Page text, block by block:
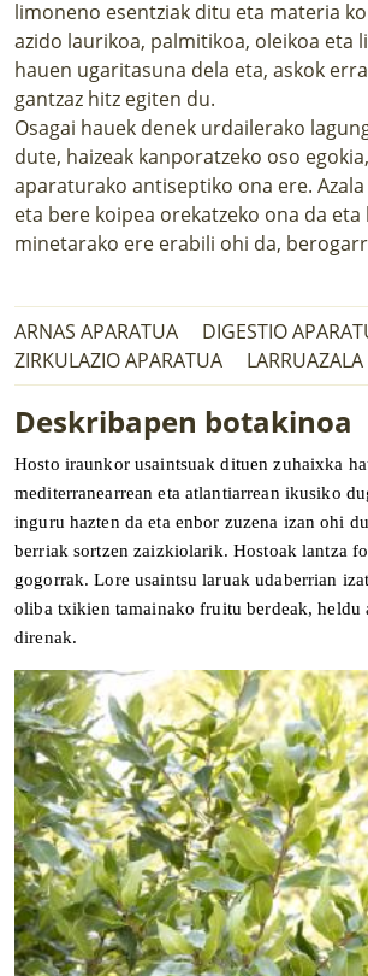
limoneno esentziak ditu eta materia
azido laurikoa, palmitikoa, oleikoa eta
hauen ugaritasuna dela eta, askok
gantzaz hitz egiten du.
Osagai hauek denek urdailerako
dute, haizeak kanporatzeko oso
aparaturako antiseptiko ona ere.
eta bere koipea orekatzeko ona da
minetarako ere erabili ohi da,
ARNAS APARATUA
DIGESTIO
ZIRKULAZIO APARATUA
LARRUAZALA
Deskribapen botakinoa
Hosto iraunkor usaintsuak dituen zuhaixka
mediterranearrean eta atlantiarrean ikusiko
inguru hazten da eta enbor zuzena izan ohi
berriak sortzen zaizkiolarik. Hostoak lantza
gogorrak. Lore usaintsu laruak udaberrian
oliba txikien tamainako fruitu berdeak, heldu
direnak.